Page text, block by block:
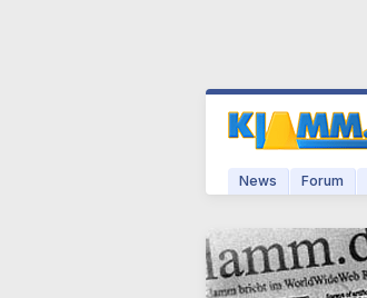
News Forum